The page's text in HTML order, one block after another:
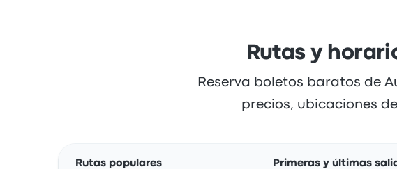
Rutas y
Reserva boletos baratos de
precios, ubicaciones
Rutas populares Primeras y últimas